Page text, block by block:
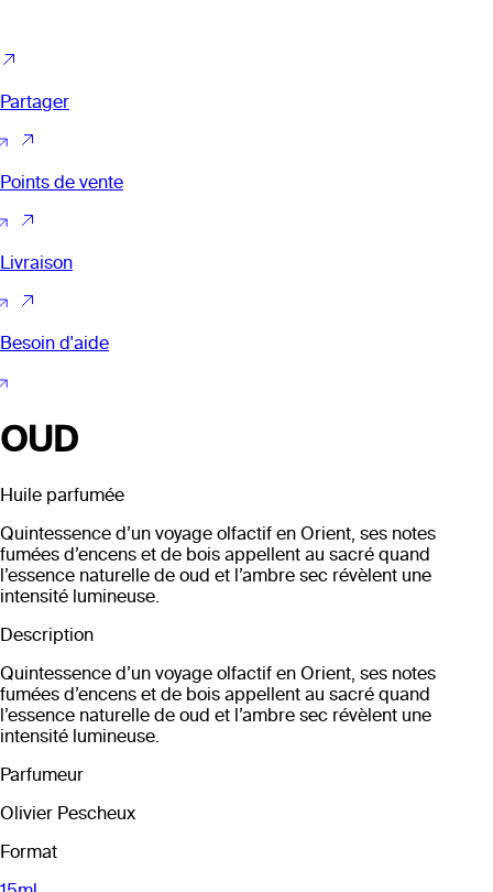
Partager
Points de vente
Livraison
Besoin d'aide
OUD
Huile parfumée
Quintessence d’un voyage olfactif en Orient, ses notes
fumées d’encens et de bois appellent au sacré quand
l’essence naturelle de oud et l’ambre sec révèlent une
intensité lumineuse.
Description
Quintessence d’un voyage olfactif en Orient, ses notes
fumées d’encens et de bois appellent au sacré quand
l’essence naturelle de oud et l’ambre sec révèlent une
intensité lumineuse.
Parfumeur
Olivier Pescheux
Format